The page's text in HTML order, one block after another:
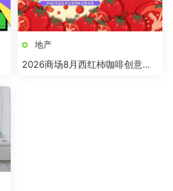
地产
2026商场8月西红柿咖啡创意市